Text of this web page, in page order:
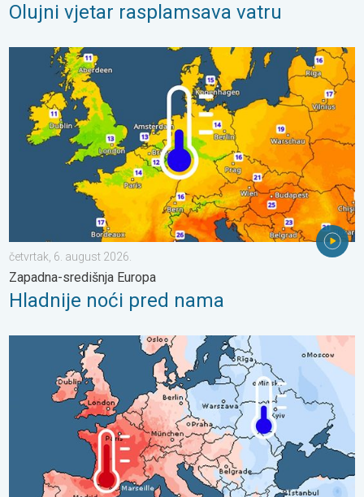
Olujni vjetar rasplamsava vatru
Hladnije noći pred nama. Zapadna-središnja Europa. . .
četvrtak, 6. august 2026.
Zapadna-središnja Europa
Hladnije noći pred nama
Oštri kontrasti u vremenu u srpnju. Razlike u Europi. . .